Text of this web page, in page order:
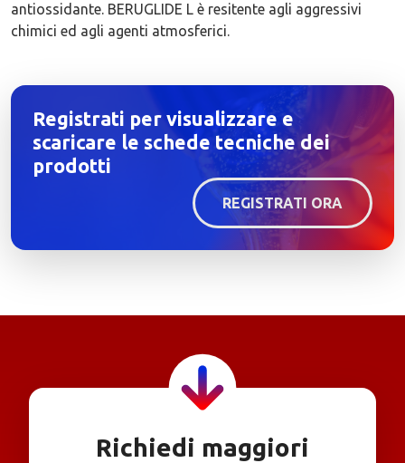
antiossidante. BERUGLIDE L è resitente agli aggressivi
chimici ed agli agenti atmosferici.
Registrati per visualizzare e
scaricare le schede tecniche dei
prodotti
REGISTRATI ORA
Richiedi maggiori